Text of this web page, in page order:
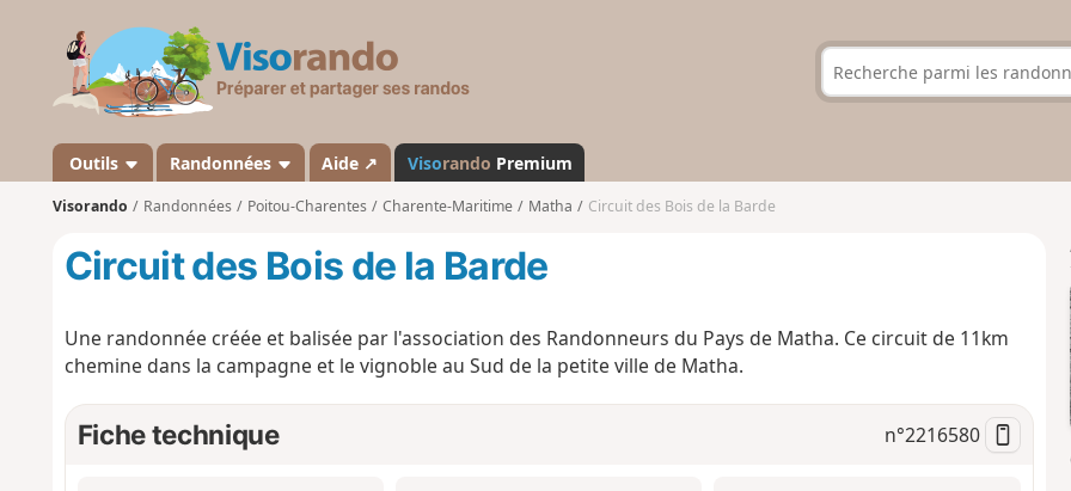
s
a
n
d
Outils Randonnées Aide ↗ Visorando Premium
Visorando Randonnées Poitou-Charentes Charente-Maritime Matha Circuit des Bois de la Barde
Circuit des Bois de la Barde
Une randonnée créée et balisée par l'association des Randonneurs du Pays de Matha. Ce circuit de 11km
chemine dans la campagne et le vignoble au Sud de la petite ville de Matha.
Fiche technique n°2216580